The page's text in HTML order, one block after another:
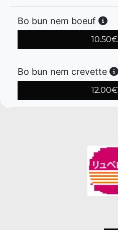
Bo bun nem boeuf
10.50€
Bo bun nem crevette
12.00€